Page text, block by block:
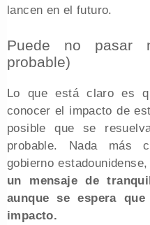
lancen en el futuro.
Puede no pasar
probable)
Lo que está claro es
conocer el impacto de
posible que se
probable. Nada más
gobierno
un mensaje de
aunque se espera
impacto.